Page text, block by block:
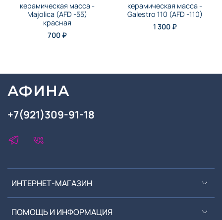
керамическая масса -
Majolica (AFD -55)
красная
700 ₽
керамическая масса -
Galestro 110 (AFD -110)
1 300 ₽
ИНТЕРНЕТ-МАГАЗИН
ПОМОЩЬ И ИНФОРМАЦИЯ
+7(921)309-91-18
АФИНА